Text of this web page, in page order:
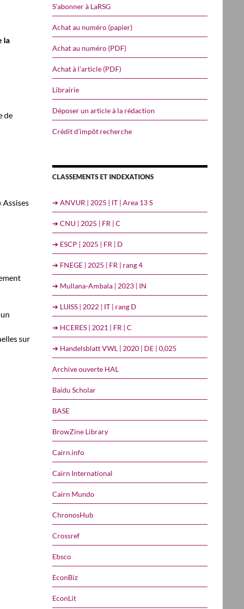
la
de
Assises
sur
S’abonner à LaRSG
Achat au numéro (papier)
Achat au numéro (PDF)
Achat à l’article (PDF)
Librairie
Déposer un article à la rédaction
Crédit d’impôt recherche
CLASSEMENTS ET INDEXATIONS
➔ ANVUR | 2025 | IT | Area 13 S
➔ CNU | 2025 | FR | C
➔ ESCP | 2025 | FR | D
➔ FNEGE | 2025 | FR | rang 4
➔ Mullana-Ambala | 2023 | IN
➔ LUISS | 2022 | IT | rang D
➔ HCERES | 2021 | FR | C
➔ Handelsblatt VWL | 2020 | DE | 0,025
Archive ouverte HAL
Baidu Scholar
BASE
BrowZine Library
Cairn.info
Cairn International
Cairn Mundo
ChronosHub
Crossref
Ebsco
EconBiz
EconLit